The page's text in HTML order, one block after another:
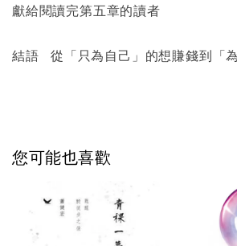
獻給閱讀完第五章的讀者
結語 從「只為自己」的想賺錢到「
您可能也喜歡